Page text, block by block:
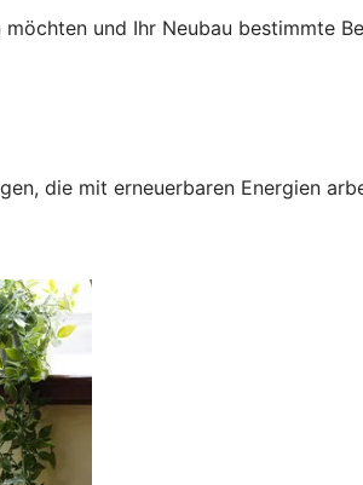
und Ihr Neubau bestimmte
die mit erneuerbaren Energien